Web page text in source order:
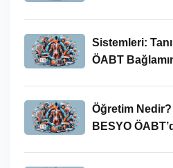
Sistemleri:
ÖABT
Öğretim Nedir?
BESYO